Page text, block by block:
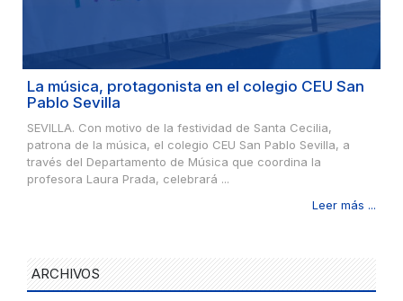
La música, protagonista en el colegio CEU San
Pablo Sevilla
SEVILLA. Con motivo de la festividad de Santa Cecilia,
patrona de la música, el colegio CEU San Pablo Sevilla, a
través del Departamento de Música que coordina la
profesora Laura Prada, celebrará ...
Leer más ...
ARCHIVOS